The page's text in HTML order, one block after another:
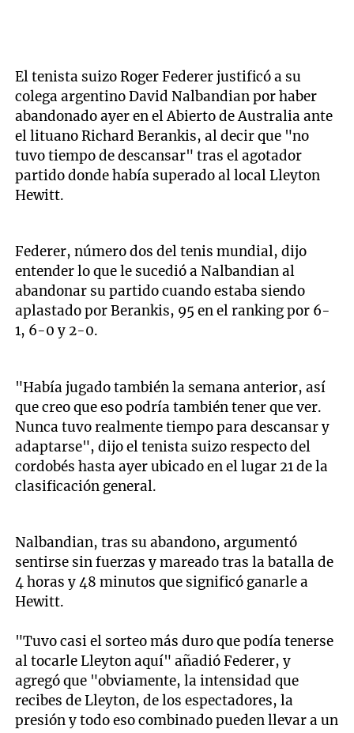
El tenista suizo Roger Federer justificó a su
colega argentino David Nalbandian por haber
abandonado ayer en el Abierto de Australia ante
el lituano Richard Berankis, al decir que "no
tuvo tiempo de descansar" tras el agotador
partido donde había superado al local Lleyton
Hewitt.
Federer, número dos del tenis mundial, dijo
entender lo que le sucedió a Nalbandian al
abandonar su partido cuando estaba siendo
aplastado por Berankis, 95 en el ranking por 6-
1, 6-0 y 2-0.
"Había jugado también la semana anterior, así
que creo que eso podría también tener que ver.
Nunca tuvo realmente tiempo para descansar y
adaptarse", dijo el tenista suizo respecto del
cordobés hasta ayer ubicado en el lugar 21 de la
clasificación general.
Nalbandian, tras su abandono, argumentó
sentirse sin fuerzas y mareado tras la batalla de
4 horas y 48 minutos que significó ganarle a
Hewitt.
"Tuvo casi el sorteo más duro que podía tenerse
al tocarle Lleyton aquí" añadió Federer, y
agregó que "obviamente, la intensidad que
recibes de Lleyton, de los espectadores, la
presión y todo eso combinado pueden llevar a un